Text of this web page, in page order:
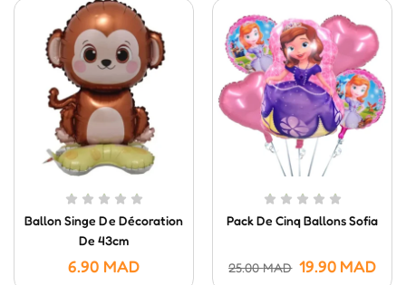
Ballon Singe De Décoration
De 43cm
6.90 MAD
Pack De Cinq Ballons Sofia
25.00MAD 19.90 MAD